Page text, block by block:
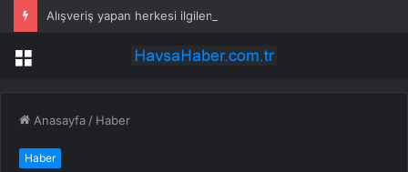
Menü
Anasayfa / Haber
Haber